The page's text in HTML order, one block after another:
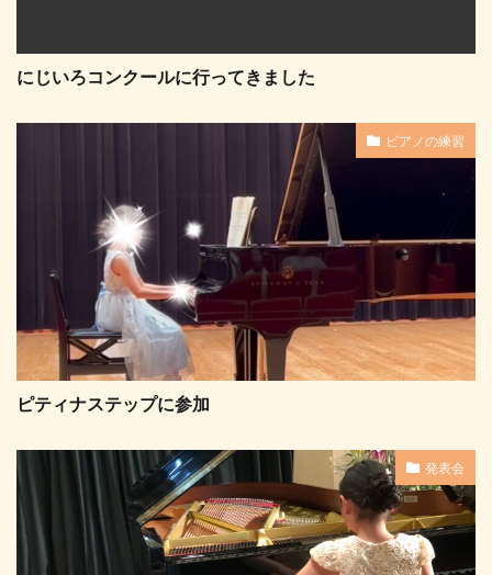
にじいろコンクールに行ってきました
ピアノの練習
ピティナステップに参加
発表会